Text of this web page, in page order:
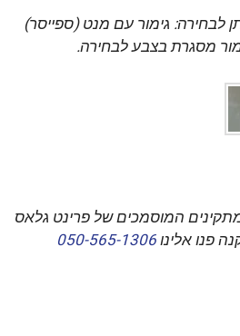
לבחירה: גימור עם מנט (ספייסר)
מסגרת בצבע לבחירה.
המוסמכים של פרינט גלאס
פנו אלינו050-565-1306